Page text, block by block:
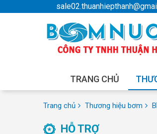
TRANG CHỦ
Trang chủ Thương hiệu bơm
HỖ TRỢ